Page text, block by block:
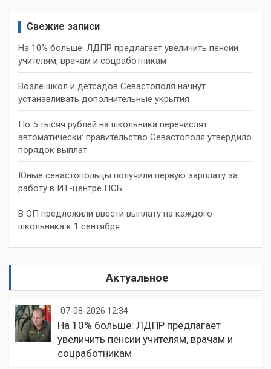
Свежие записи
На 10% больше: ЛДПР предлагает увеличить пенсии
учителям, врачам и соцработникам
Возле школ и детсадов Севастополя начнут
устанавливать дополнительные укрытия
По 5 тысяч рублей на школьника перечислят
автоматически: правительство Севастополя утвердило
порядок выплат
Юные севастопольцы получили первую зарплату за
работу в ИТ-центре ПСБ
В ОП предложили ввести выплату на каждого
школьника к 1 сентября
Актуальное
07-08-2026 12:34
На 10% больше: ЛДПР предлагает
увеличить пенсии учителям, врачам и
соцработникам